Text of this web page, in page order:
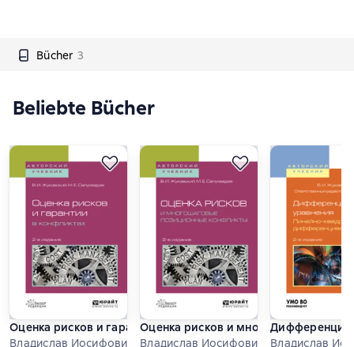
Bücher 3
Beliebte Bücher
Оценка рисков и гарантии в конфликтах 2-е изд., испр. и
Владислав Иосифович Жуковский u.a.
Оценка рисков и многошаговые
Владислав Иосифович Жуковский u.a.
Владислав